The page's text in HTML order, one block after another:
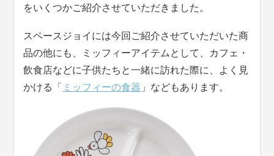
をいくつかご紹介させていただきました。
スペースジョイには今回ご紹介させていただいた商
品の他にも、ミッフィーアイテムとして、カフェ・
飲食店などに子供たちと一緒に訪れた際に、よく見
かける「 ミッフィーの食器 」などもあります。